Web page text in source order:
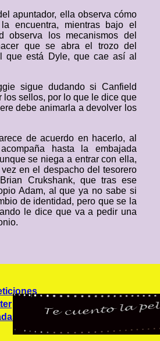
apuntador, ella observa cómo
encuentra, mientras bajo el
observa los mecanismos del
que se abra el trozo del
que está Dyle, que cae así al
sigue dudando si Canfield
los sellos, por lo que le dice que
debe animarla a devolver los
de acuerdo en hacerlo, al
hasta la embajada
se niega a entrar con ella,
en el despacho del tesorero
Crukshank, que tras ese
Adam, al que ya no sabe si
de identidad, pero que se la
le dice que va a pedir una